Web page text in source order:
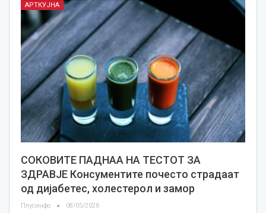
АРТКУЈНА
СОКОВИТЕ ПАДНАА НА ТЕСТОТ ЗА
ЗДРАВЈЕ Консументите почесто страдаат
од дијабетес, холестерол и замор
Плусинфо 08/05/2026